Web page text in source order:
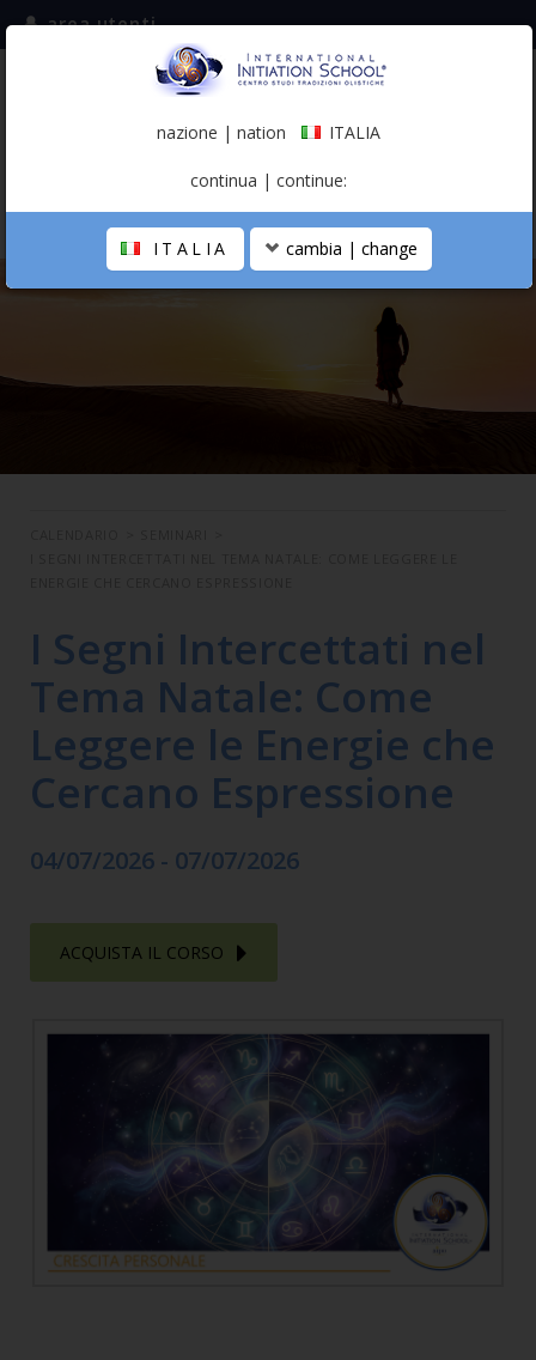
iscriviti alla mailing list
(italiano)
area utenti
LA SCUOLA
I Segni Intercettati nel
Tema Natale: Come
Leggere le Energie che
Cercano Espressione
04/07/2026 - 07/07/2026
ACQUISTA IL CORSO
nazione | nation ITALIA
continua | continue:
ITALIA cambia | change